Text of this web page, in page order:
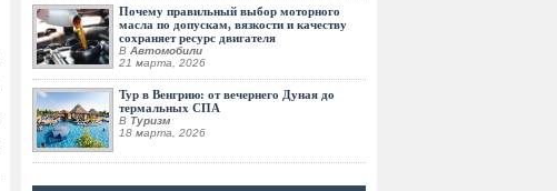
Почему правильный выбор моторного
масла по допускам, вязкости и качеству
сохраняет ресурс двигателя
В Автомобили
21 марта, 2026
Тур в Венгрию: от вечернего Дуная до
термальных СПА
В Туризм
18 марта, 2026